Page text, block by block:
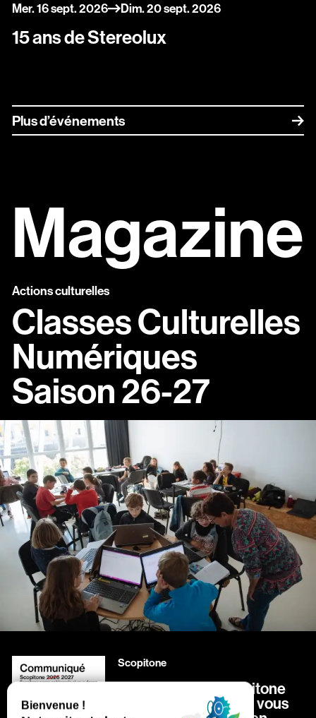
du
mercredi
Mer.16septembre
sept.2026
au dimanche
Dim.20septembre
sept.2026
15 ans de Stereolux
Plus d’événements
Magazine
Actions culturelles
Classes Culturelles
Numériques
Saison 26-27
Scopitone
Communiqué | Scopitone
passe en biennale et vous